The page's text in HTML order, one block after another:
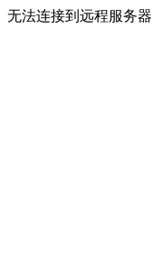
无法连接到远程服务器